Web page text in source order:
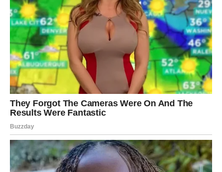
zdravlje srca i krvnih žila.
PREUZMITE BESPLATNO!
⋆ KNJIGA SA RECEPTIMA ⋆
Upiši svoj email i preuzmi BESPLATNU
knjigu s receptima! Uživaj u jednostavnim
i ukusnim jelima koja će osvojiti tvoje
najdraže.